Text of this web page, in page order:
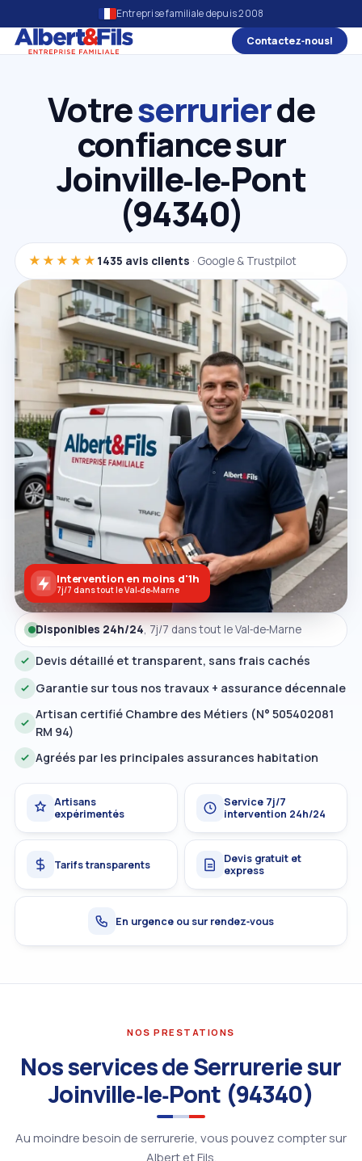
Entreprise familiale depuis 2008
Contactez‑nous!
Votreserrurierde
confiance sur
Joinville‑le‑Pont
(94340)
Devis détaillé et transparent, sans frais cachés
Garantie sur tous nos travaux + assurance décennale
Artisan certifié Chambre des Métiers (N° 505402081
RM 94)
Agréés par les principales assurances habitation
Disponibles 24h/24, 7j/7 dans tout le Val‑de‑Marne
★★★★★ 1435 avis clients · Google & Trustpilot
Intervention en moins d'1h
7j/7 dans tout le Val‑de‑Marne
Artisans
expérimentés
Service 7j/7
intervention 24h/24
Tarifs transparents
Devis gratuit et
express
En urgence ou sur rendez‑vous
NOS PRESTATIONS
Nos services de Serrurerie sur
Joinville‑le‑Pont (94340)
Au moindre besoin de serrurerie, vous pouvez compter sur
Albert et Fils.